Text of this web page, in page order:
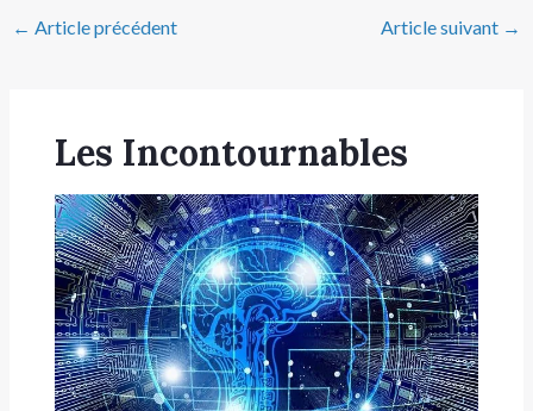
← Article précédent Article suivant →
Les Incontournables